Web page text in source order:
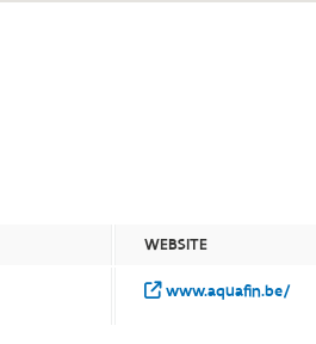
WEBSITE
www.aquafin.be/